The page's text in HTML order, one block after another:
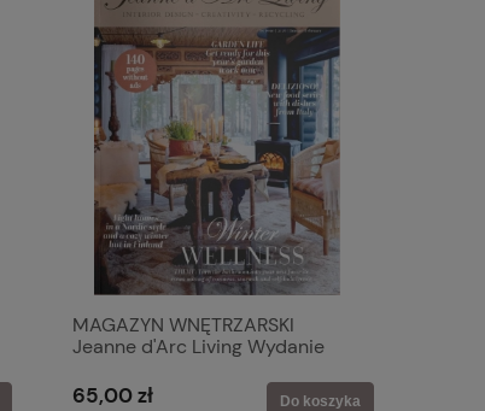
MAGAZYN WNĘTRZARSKI
Jeanne d'Arc Living Wydanie
65,00 zł Do koszyka